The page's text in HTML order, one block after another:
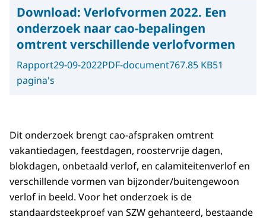
Download: Verlofvormen 2022. Een
onderzoek naar cao-bepalingen
omtrent verschillende verlofvormen
Rapport29-09-2022PDF-document767.85 KB51
pagina's
Dit onderzoek brengt cao-afspraken omtrent
vakantiedagen, feestdagen, roostervrije dagen,
blokdagen, onbetaald verlof, en calamiteitenverlof en
verschillende vormen van bijzonder/buitengewoon
verlof in beeld. Voor het onderzoek is de
standaardsteekproef van SZW gehanteerd, bestaande